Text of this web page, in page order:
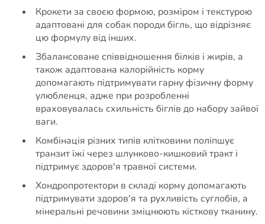
Крокети за своєю формою, розміром і текстурою
адаптовані для собак породи бігль, що відрізняє
цю формулу від інших.
Збалансоване співвідношення білків і жирів, а
також адаптована калорійність корму
допомагають підтримувати гарну фізичну форму
улюбленця, адже при розробленні
враховувалась схильність біглів до набору зайвої
ваги.
Комбінація різних типів клітковини поліпшує
транзит їжі через шлунково-кишковий тракт і
підтримує здоров'я травної системи.
Хондропротектори в складі корму допомагають
підтримувати здоров'я та рухливість суглобів, а
мінеральні речовини зміцнюють кісткову тканину.